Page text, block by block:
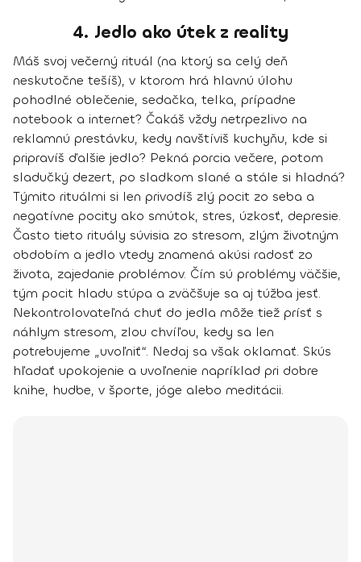
4. Jedlo ako útek z reality
Máš svoj večerný rituál (na ktorý sa celý deň
neskutočne tešíš), v ktorom hrá hlavnú úlohu
pohodlné oblečenie, sedačka, telka, prípadne
notebook a internet? Čakáš vždy netrpezlivo na
reklamnú prestávku, kedy navštíviš kuchyňu, kde si
pripravíš ďalšie jedlo? Pekná porcia večere, potom
sladučký dezert, po sladkom slané a stále si hladná?
Týmito rituálmi si len privodíš zlý pocit zo seba a
negatívne pocity ako smútok, stres, úzkosť, depresie.
Často tieto rituály súvisia zo stresom, zlým životným
obdobím a jedlo vtedy znamená akúsi radosť zo
života, zajedanie problémov. Čím sú problémy väčšie,
tým pocit hladu stúpa a zväčšuje sa aj túžba jesť.
Nekontrolovateľná chuť do jedla môže tiež prísť s
náhlym stresom, zlou chvíľou, kedy sa len
potrebujeme „uvoľniť“. Nedaj sa však oklamať. Skús
hľadať upokojenie a uvoľnenie napríklad pri dobre
knihe, hudbe, v športe, jóge alebo meditácii.